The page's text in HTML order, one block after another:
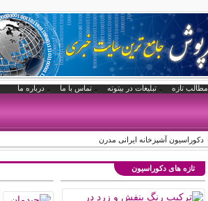
مطالب تازه تبلیغات در بیتوته تماس با ما درباره ما
دکوراسیون آشپزخانه ایرانی مدرن
تازه های دکوراسیون